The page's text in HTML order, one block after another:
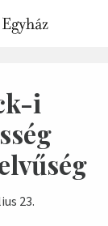
i
23.